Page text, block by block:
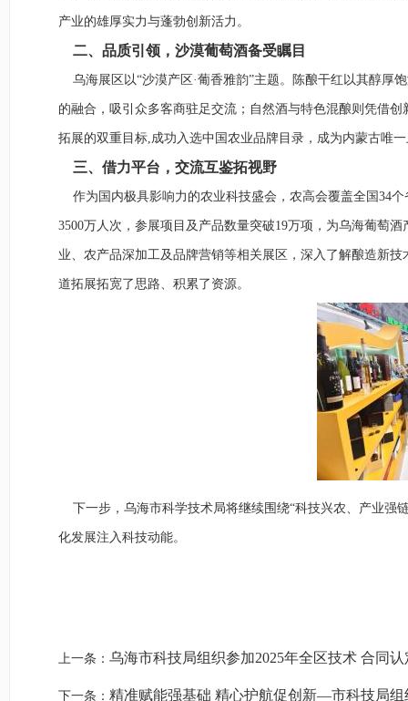
产业的雄厚实力与蓬勃创新活力。
二、品质引领，沙漠葡萄酒备受瞩目
乌海展区以“沙漠产区·葡香雅韵”主题。陈酿干红以其醇厚
的融合，吸引众多客商驻足交流；自然酒与特色混酿则凭借
拓展的双重目标,成功入选中国农业品牌目录，成为内蒙古唯
三、借力平台，交流互鉴拓视野
作为国内极具影响力的农业科技盛会，农高会覆盖全国34
3500万人次，参展项目及产品数量突破19万项，为乌海葡萄
业、农产品深加工及品牌营销等相关展区，深入了解酿造新
道拓展拓宽了思路、积累了资源。
下一步，乌海市科学技术局将继续围绕“科技兴农、产业强
化发展注入科技动能。
上一条： 乌海市科技局组织参加2025年全区技术 合同
下一条： 精准赋能强基础 精心护航促创新—市科技局